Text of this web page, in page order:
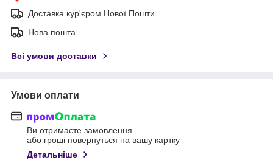
Доставка кур'єром Нової Пошти
Нова пошта
Всі умови доставки
Умови оплати
Ви отримаєте замовлення
або гроші повернуться на вашу картку
Детальніше